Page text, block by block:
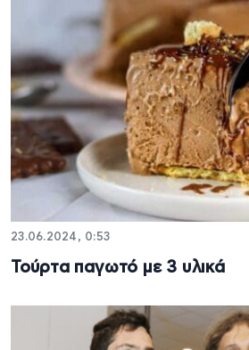
23.06.2024, 0:53
Τούρτα παγωτό με 3 υλικά